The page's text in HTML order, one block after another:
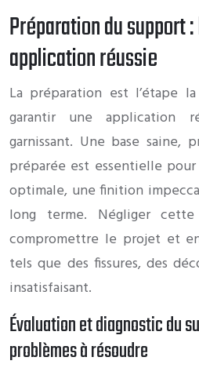
Préparation du support
application réussie
La préparation est l’étape
garantir une application
garnissant. Une base saine,
préparée est essentielle
optimale, une finition
long terme. Négliger
compromettre le projet et
tels que des fissures, des
insatisfaisant.
Évaluation et diagnostic du
problèmes à résoudre